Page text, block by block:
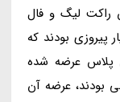
راکت لیگ و فال
پیروزی بودند که
پلاس عرضه شده
بودند، عرضه آن